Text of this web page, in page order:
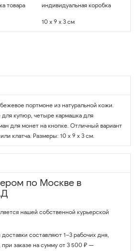
товара индивидуальная коробка
10 x 9 x 3 см
портмоне из натуральной кожи.
купюр, четыре кармашка для
для монет на кнопке. Отличный вариант
клатча. Размеры: 10 х 9 х 3 см.
по Москве в
нашей собственной курьерской
составляют 1–3 рабочих дня,
заказе на сумму от 3 500 ₽ —